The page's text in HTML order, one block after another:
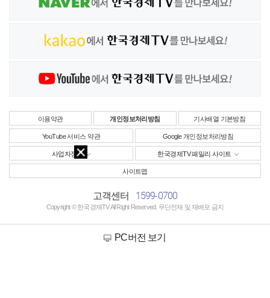
이용약관 개인정보처리방침 기사배열 기본방침
YouTube 서비스 약관 Google 개인정보처리방침
사업자정보 한국경제TV 패밀리 사이트
사이트맵
고객센터 1599-0700
Copyright © 한국경제TV All Right Reserved. 무단전재 및 재배포 금지
PC버전 보기